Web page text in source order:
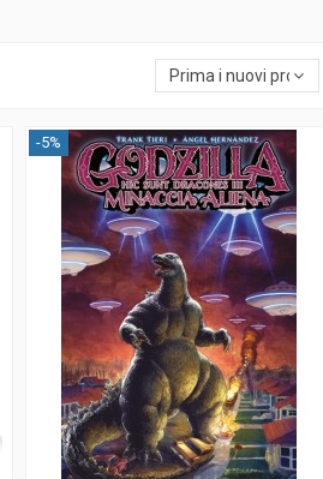
Prima i nuovi prodotti
-5%